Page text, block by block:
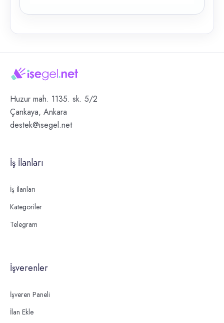
Huzur mah. 1135. sk. 5/2
Çankaya, Ankara
destek@isegel.net
İş İlanları
İş İlanları
Kategoriler
Telegram
İşverenler
İşveren Paneli
İlan Ekle